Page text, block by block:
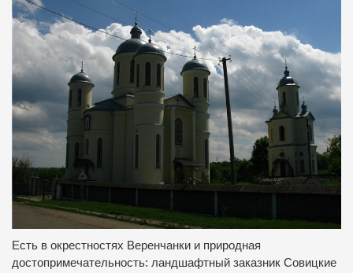
Есть в окрестностях Веренчанки и природная
достопримечательность: ландшафтный заказник Совицкие